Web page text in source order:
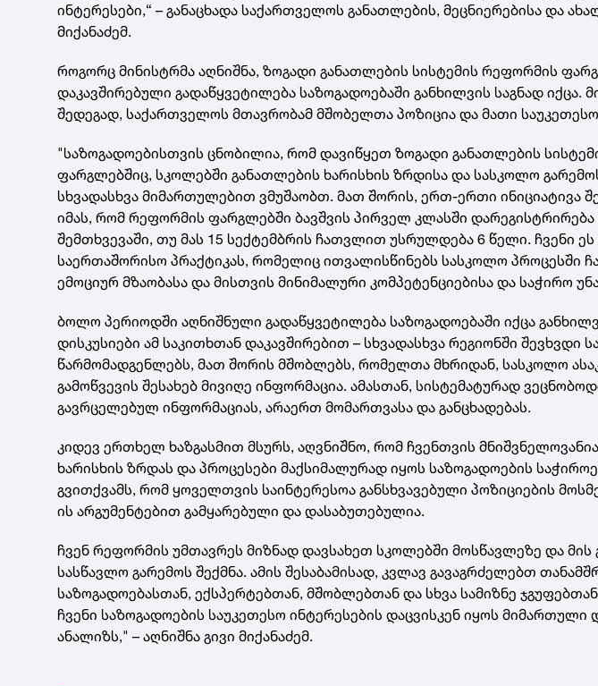
ინტერესები,“ – განაცხადა საქართველოს განათლების, მეცნიერებისა და
მიქანაძემ.
როგორც მინისტრმა აღნიშნა, ზოგადი განათლების სისტემის რეფორმის
დაკავშირებული გადაწყვეტილება საზოგადოებაში განხილვის საგნად იქცა.
შედეგად, საქართველოს მთავრობამ მშობელთა პოზიცია და მათი
"საზოგადოებისთვის ცნობილია, რომ დავიწყეთ ზოგადი განათლების
ფარგლებშიც, სკოლებში განათლების ხარისხის ზრდისა და სასკოლო
სხვადასხვა მიმართულებით ვმუშაობთ. მათ შორის, ერთ-ერთი ინიციატივა
იმას, რომ რეფორმის ფარგლებში ბავშვის პირველ კლასში
შემთხვევაში, თუ მას 15 სექტემბრის ჩათვლით უსრულდება 6 წელი. ჩვენი ეს
საერთაშორისო პრაქტიკას, რომელიც ითვალისწინებს სასკოლო პროცესში
ემოციურ მზაობასა და მისთვის მინიმალური კომპეტენციებისა და საჭირო
ბოლო პერიოდში აღნიშნული გადაწყვეტილება საზოგადოებაში იქცა
დისკუსიები ამ საკითხთან დაკავშირებით – სხვადასხვა რეგიონში შევხვდი
წარმომადგენლებს, მათ შორის მშობლებს, რომელთა მხრიდან, სასკოლო
გამოწვევის შესახებ მივიღე ინფორმაცია. ამასთან, სისტემატურად
გავრცელებულ ინფორმაციას, არაერთ მომართვასა და განცხადებას.
კიდევ ერთხელ ხაზგასმით მსურს, აღვნიშნო, რომ ჩვენთვის
ხარისხის ზრდას და პროცესები მაქსიმალურად იყოს საზოგადოების
გვითქვამს, რომ ყოველთვის საინტერესოა განსხვავებული პოზიციების
ის არგუმენტებით გამყარებული და დასაბუთებულია.
ჩვენ რეფორმის უმთავრეს მიზნად დავსახეთ სკოლებში მოსწავლეზე და
სასწავლო გარემოს შექმნა. ამის შესაბამისად, კვლავ გავაგრძელებთ
საზოგადოებასთან, ექსპერტებთან, მშობლებთან და სხვა სამიზნე
ჩვენი საზოგადოების საუკეთესო ინტერესების დაცვისკენ იყოს
ანალიზს," – აღნიშნა გივი მიქანაძემ.